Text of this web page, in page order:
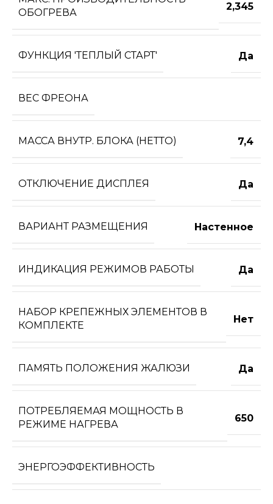
ОБОГРЕВА
2,345
ФУНКЦИЯ 'ТЕПЛЫЙ СТАРТ' Да
ВЕС ФРЕОНА
МАССА ВНУТР. БЛОКА (НЕТТО) 7,4
ОТКЛЮЧЕНИЕ ДИСПЛЕЯ Да
ВАРИАНТ РАЗМЕЩЕНИЯ Настенное
ИНДИКАЦИЯ РЕЖИМОВ РАБОТЫ Да
НАБОР КРЕПЕЖНЫХ ЭЛЕМЕНТОВ В
КОМПЛЕКТЕ
Нет
ПАМЯТЬ ПОЛОЖЕНИЯ ЖАЛЮЗИ Да
ПОТРЕБЛЯЕМАЯ МОЩНОСТЬ В
РЕЖИМЕ НАГРЕВА
650
ЭНЕРГОЭФФЕКТИВНОСТЬ